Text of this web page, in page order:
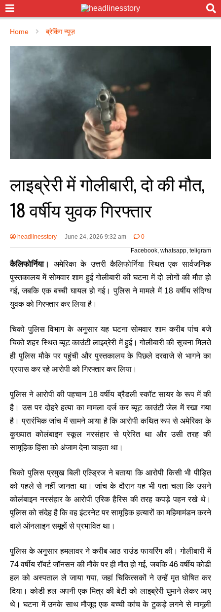
Home ब्रेकिंग न्यूज़
लाइब्रेरी में गोलीबारी, दो की मौत,
18 वर्षीय युवक गिरफ्तार
headlinesstory June 24, 2026 9:32 am
0
Facebook, whatsapp, teligram
कैलिफोर्निया।
अमेरिका के उत्तरी कैलिफोर्निया स्थित एक सार्वजनिक
पुस्तकालय में सोमवार शाम हुई गोलीबारी की घटना में दो लोगों की मौत हो
गई, जबकि एक बच्ची घायल हो गई। पुलिस ने मामले में 18 वर्षीय संदिग्ध
युवक को गिरफ्तार कर लिया है।
चिको पुलिस विभाग के अनुसार यह घटना सोमवार शाम करीब पांच बजे
चिको शहर स्थित ब्यूट काउंटी लाइब्रेरी में हुई। गोलीबारी की सूचना मिलते
ही पुलिस मौके पर पहुंची और पुस्तकालय के पिछले दरवाजे से भागने का
प्रयास कर रहे आरोपी को गिरफ्तार कर लिया।
पुलिस ने आरोपी की पहचान 18 वर्षीय ब्रैडली स्कॉट सायर के रूप में की
है। उस पर दोहरे हत्या का मामला दर्ज कर ब्यूट काउंटी जेल में रखा गया
है। प्रारंभिक जांच में सामने आया है कि आरोपी कथित रूप से अमेरिका के
कुख्यात कोलंबाइन स्कूल नरसंहार से प्रेरित था और उसी तरह की
सामूहिक हिंसा को अंजाम देना चाहता था।
चिको पुलिस प्रमुख बिली एल्ड्रिज ने बताया कि आरोपी किसी भी पीड़ित
को पहले से नहीं जानता था। जांच के दौरान यह भी पता चला कि उसने
कोलंबाइन नरसंहार के आरोपी एरिक हैरिस की तरह कपड़े पहन रखे थे।
पुलिस को संदेह है कि वह इंटरनेट पर सामूहिक हत्यारों का महिमामंडन करने
वाले ऑनलाइन समूहों से प्रभावित था।
पुलिस के अनुसार हमलावर ने करीब आठ राउंड फायरिंग की। गोलीबारी में
74 वर्षीय रॉबर्ट जॉनसन की मौके पर ही मौत हो गई, जबकि 46 वर्षीय कोडी
हल को अस्पताल ले जाया गया, जहां चिकित्सकों ने उन्हें मृत घोषित कर
दिया। कोडी हल अपनी एक मित्र की बेटी को लाइब्रेरी घुमाने लेकर आए
थे। घटना में उनके साथ मौजूद एक बच्ची कांच के टुकड़े लगने से मामूली